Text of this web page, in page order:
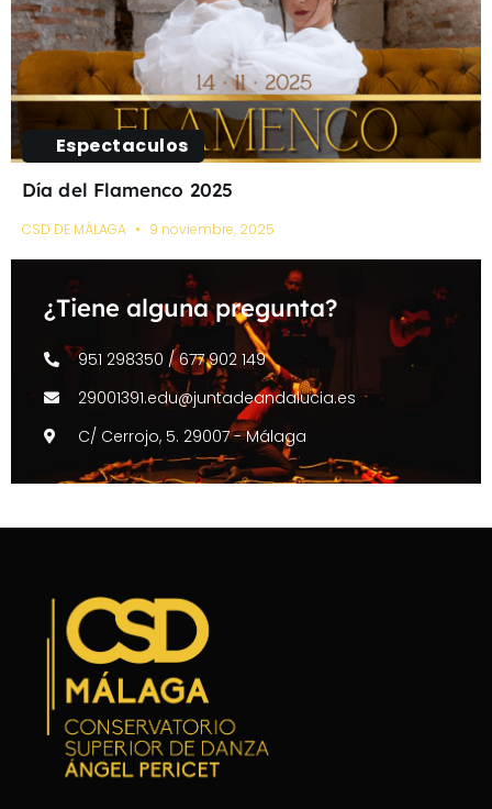
Espectaculos
Día del Flamenco 2025
CSD DE MÁLAGA 9 noviembre, 2025
¿Tiene alguna pregunta?
951 298350 / 677 902 149
29001391.edu@juntadeandalucia.es
C/ Cerrojo, 5. 29007 - Málaga